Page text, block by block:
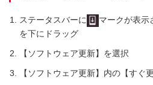
ステータスバーに
マークが表示
を下にドラッグ
【ソフトウェア更新】を選択
【ソフトウェア更新】内の【すぐ